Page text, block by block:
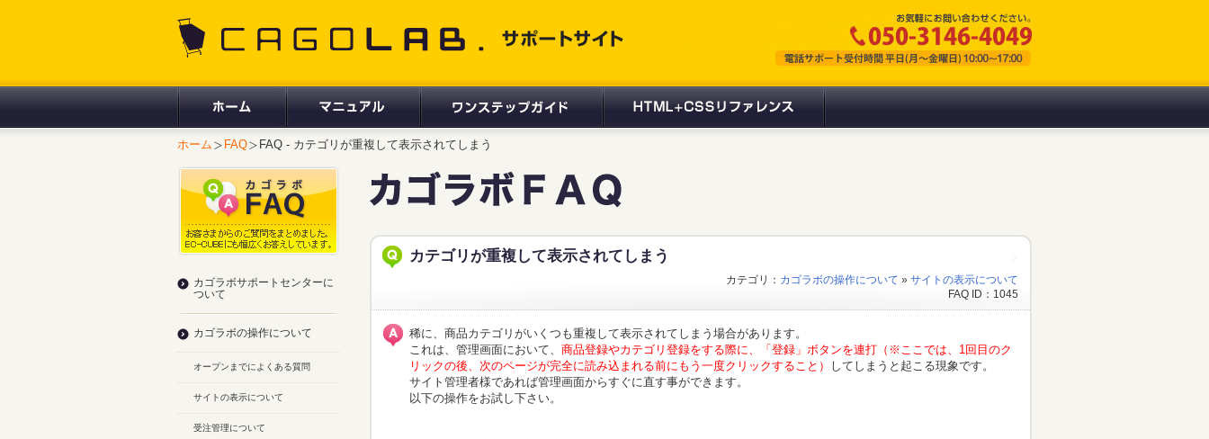
ホーム FAQ FAQ - カテゴリが重複して表示されてしまう
カテゴリが重複して表示されてしまう
カテゴリ： カゴラボの操作について » サイトの表示について
FAQ ID：1045
稀に、商品カテゴリがいくつも重複して表示されてしまう場合があります。
これは、管理画面において、 商品登録やカテゴリ登録をする際に、「登録」ボタンを連打（※ここでは、1回目のク
リックの後、次のページが完全に読み込まれる前にもう一度クリックすること）
してしまうと起こる現象です。
サイト管理者様であれば管理画面からすぐに直す事ができます。
以下の操作をお試し下さい。
カゴラボサポートセンターに
ついて
カゴラボの操作について
オープンまでによくある質問
サイトの表示について
受注管理について